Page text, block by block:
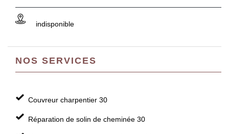
indisponible
NOS SERVICES
Couvreur charpentier 30
Réparation de solin de cheminée 30